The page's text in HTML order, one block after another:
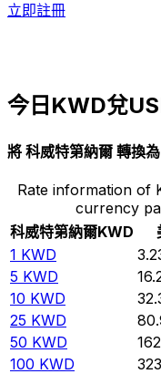
立即註冊
今日KWD兌
將 科威特第納爾 轉換
Rate information of
currency
科威特第納爾KWD
1 KWD
5 KWD
10 KWD
25 KWD
50 KWD 162
100 KWD